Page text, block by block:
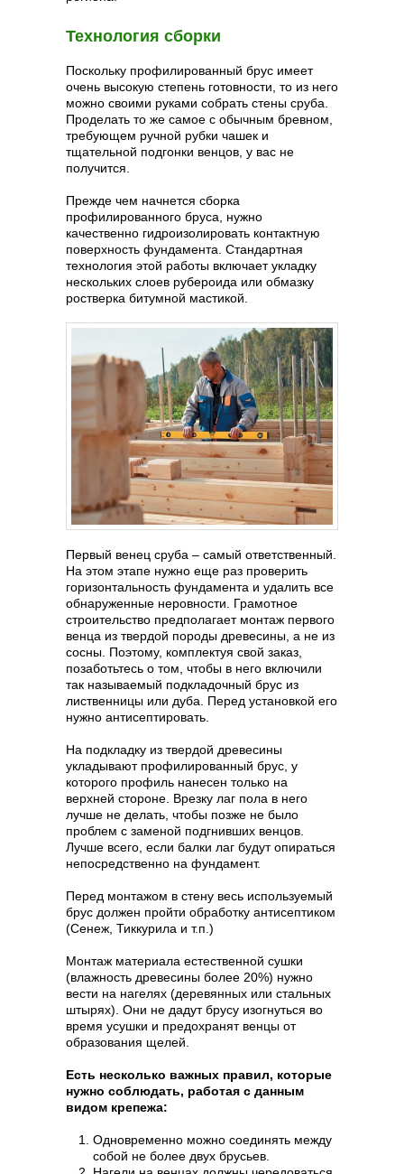
Технология сборки
Поскольку профилированный брус имеет
очень высокую степень готовности, то из него
можно своими руками собрать стены сруба.
Проделать то же самое с обычным бревном,
требующем ручной рубки чашек и
тщательной подгонки венцов, у вас не
получится.
Прежде чем начнется сборка
профилированного бруса, нужно
качественно гидроизолировать контактную
поверхность фундамента. Стандартная
технология этой работы включает укладку
нескольких слоев рубероида или обмазку
ростверка битумной мастикой.
Первый венец сруба – самый ответственный.
На этом этапе нужно еще раз проверить
горизонтальность фундамента и удалить все
обнаруженные неровности. Грамотное
строительство предполагает монтаж первого
венца из твердой породы древесины, а не из
сосны. Поэтому, комплектуя свой заказ,
позаботьтесь о том, чтобы в него включили
так называемый подкладочный брус из
лиственницы или дуба. Перед установкой его
нужно антисептировать.
На подкладку из твердой древесины
укладывают профилированный брус, у
которого профиль нанесен только на
верхней стороне. Врезку лаг пола в него
лучше не делать, чтобы позже не было
проблем с заменой подгнивших венцов.
Лучше всего, если балки лаг будут опираться
непосредственно на фундамент.
Перед монтажом в стену весь используемый
брус должен пройти обработку антисептиком
(Сенеж, Тиккурила и т.п.)
Монтаж материала естественной сушки
(влажность древесины более 20%) нужно
вести на нагелях (деревянных или стальных
штырях). Они не дадут брусу изогнуться во
время усушки и предохранят венцы от
образования щелей.
Есть несколько важных правил, которые
нужно соблюдать, работая с данным
видом крепежа:
Одновременно можно соединять между
собой не более двух брусьев.